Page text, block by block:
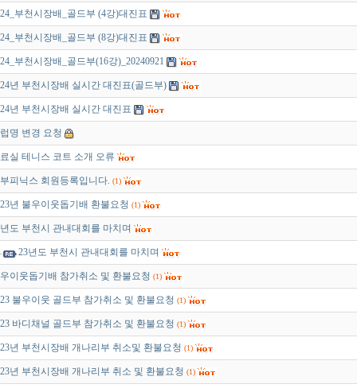
부천시장배_골드부 (4강)대진표
부천시장배_골드부 (8강)대진표
부천시장배_골드부(16강)_20240921
년 부천시장배 실시간 대진표(골드부)
년 부천시장배 실시간 대진표
명 변경 요청
실 테니스 코트 소개 오류
피닉스 회원등록입니다. (1)
년 불우이웃돕기배 환불요청 (1)
도 부천시 관내대회를 마치며
23년도 부천시 관내대회를 마치며
이웃돕기배 참가취소 및 환불요청 (1)
불우이웃 골드부 참가취소 및 환불요청 (1)
바디채널 골드부 참가취소 및 환불요청 (1)
년 부천시장배 개나리부 취소및 환불요청 (1)
년 부천시장배 개나리부 취소 및 환불요청 (1)